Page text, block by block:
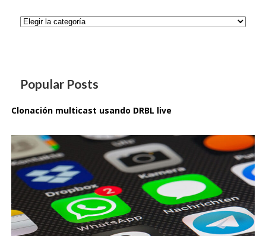
Categorías
Popular Posts
Clonación multicast usando DRBL live